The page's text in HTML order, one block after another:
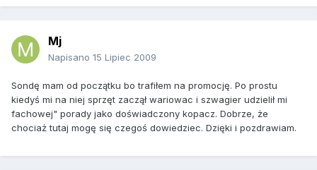
Mj
Napisano 15 Lipiec 2009
Sondę mam od początku bo trafiłem na promocję. Po prostu
kiedyś mi na niej sprzęt zaczął wariowac i szwagier udzielił mi
fachowej" porady jako doświadczony kopacz. Dobrze, że
chociaż tutaj mogę się czegoś dowiedziec. Dzięki i pozdrawiam.